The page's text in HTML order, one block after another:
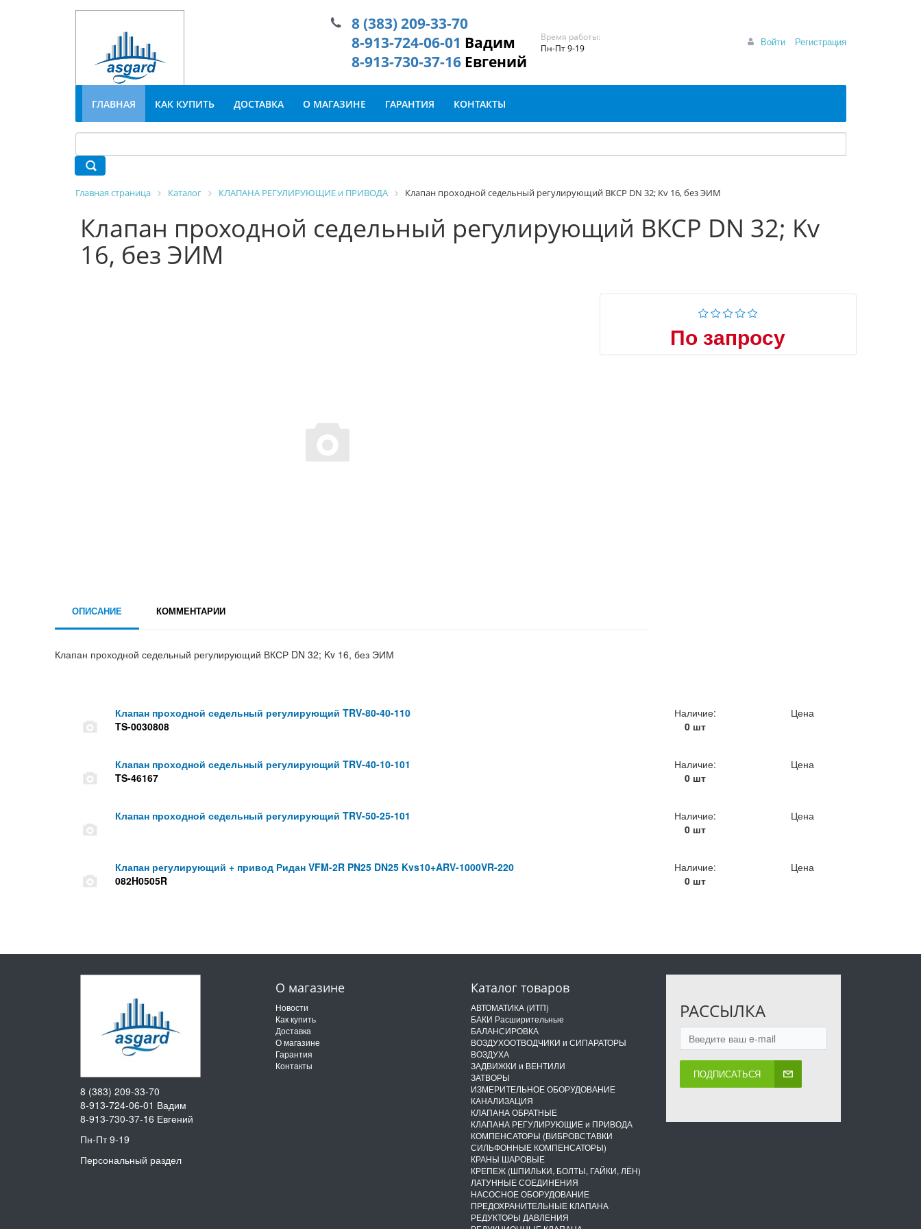
Войти Регистрация
8 (383) 209-33-70
8-913-724-06-01 Вадим
8-913-730-37-16 Евгений
Время работы:
Пн-Пт 9-19
ГЛАВНАЯ КАК КУПИТЬ ДОСТАВКА О МАГАЗИНЕ ГАРАНТИЯ КОНТАКТЫ
Главная страница Каталог КЛАПАНА РЕГУЛИРУЮЩИЕ и ПРИВОДА Клапан проходной седельный регулирующий ВКСР DN 32; Kv 16, без ЭИМ
Клапан проходной седельный регулирующий ВКСР DN 32; Kv
16, без ЭИМ
По запросу
ОПИСАНИЕ КОММЕНТАРИИ
Клапан проходной седельный регулирующий ВКСР DN 32; Kv 16, без ЭИМ
Клапан проходной седельный регулирующий TRV-80-40-110
TS-0030808
Наличие:
0 шт
Цена
Клапан проходной седельный регулирующий TRV-40-10-101
TS-46167
Наличие:
0 шт
Цена
Клапан проходной седельный регулирующий TRV-50-25-101
Наличие:
0 шт
Цена
Клапан регулирующий + привод Ридан VFM-2R PN25 DN25 Kvs10+ARV-1000VR-220
082H0505R
Наличие:
0 шт
Цена
О магазине
Новости
Как купить
Доставка
О магазине
Гарантия
Контакты
Каталог товаров
АВТОМАТИКА (ИТП)
БАКИ Расширительные
БАЛАНСИРОВКА
ВОЗДУХООТВОДЧИКИ и СИПАРАТОРЫ
ВОЗДУХА
ЗАДВИЖКИ и ВЕНТИЛИ
ЗАТВОРЫ
ИЗМЕРИТЕЛЬНОЕ ОБОРУДОВАНИЕ
КАНАЛИЗАЦИЯ
КЛАПАНА ОБРАТНЫЕ
КЛАПАНА РЕГУЛИРУЮЩИЕ и ПРИВОДА
КОМПЕНСАТОРЫ (ВИБРОВСТАВКИ
СИЛЬФОННЫЕ КОМПЕНСАТОРЫ)
КРАНЫ ШАРОВЫЕ
КРЕПЕЖ (ШПИЛЬКИ, БОЛТЫ, ГАЙКИ, ЛЁН)
ЛАТУННЫЕ СОЕДИНЕНИЯ
НАСОСНОЕ ОБОРУДОВАНИЕ
ПРЕДОХРАНИТЕЛЬНЫЕ КЛАПАНА
РЕДУКТОРЫ ДАВЛЕНИЯ
РАССЫЛКА
ПОДПИСАТЬСЯ
8 (383) 209-33-70
8-913-724-06-01 Вадим
8-913-730-37-16 Евгений
Пн-Пт 9-19
Персональный раздел